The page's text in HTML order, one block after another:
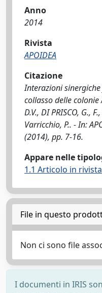
Anno
2014
Rivista
APOIDEA
Citazione
Interazioni
collasso delle colonie
D.V., DI PRISCO, G.,
Varricchio, P.. - In:
(2014), pp. 7-16.
Appare nelle
1.1 Articolo in rivista
File in questo
Non ci sono file
I documenti in IRIS